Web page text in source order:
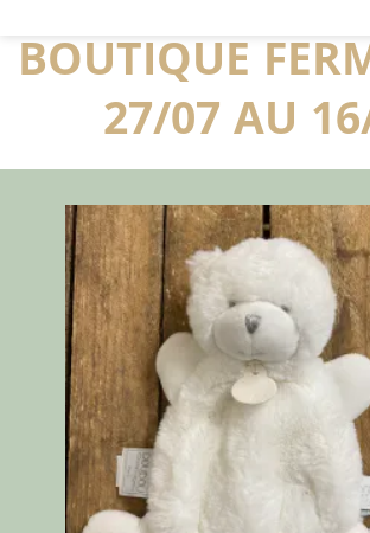
BOUTIQUE
27/07 AU